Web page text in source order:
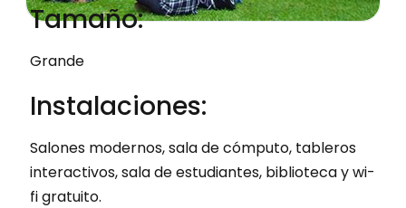
Tamaño:
Grande
Instalaciones:
Salones modernos, sala de cómputo, tableros
interactivos, sala de estudiantes, biblioteca y wi-
fi gratuito.